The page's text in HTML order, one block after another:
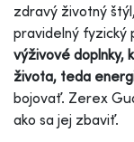
zdravý životný
pravidelný fyzický
výživové doplnky,
života, teda
bojovať. Zerex
ako sa jej zbaviť.